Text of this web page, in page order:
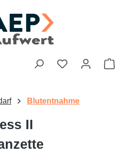
Du hast 0
Blutentnahme
II